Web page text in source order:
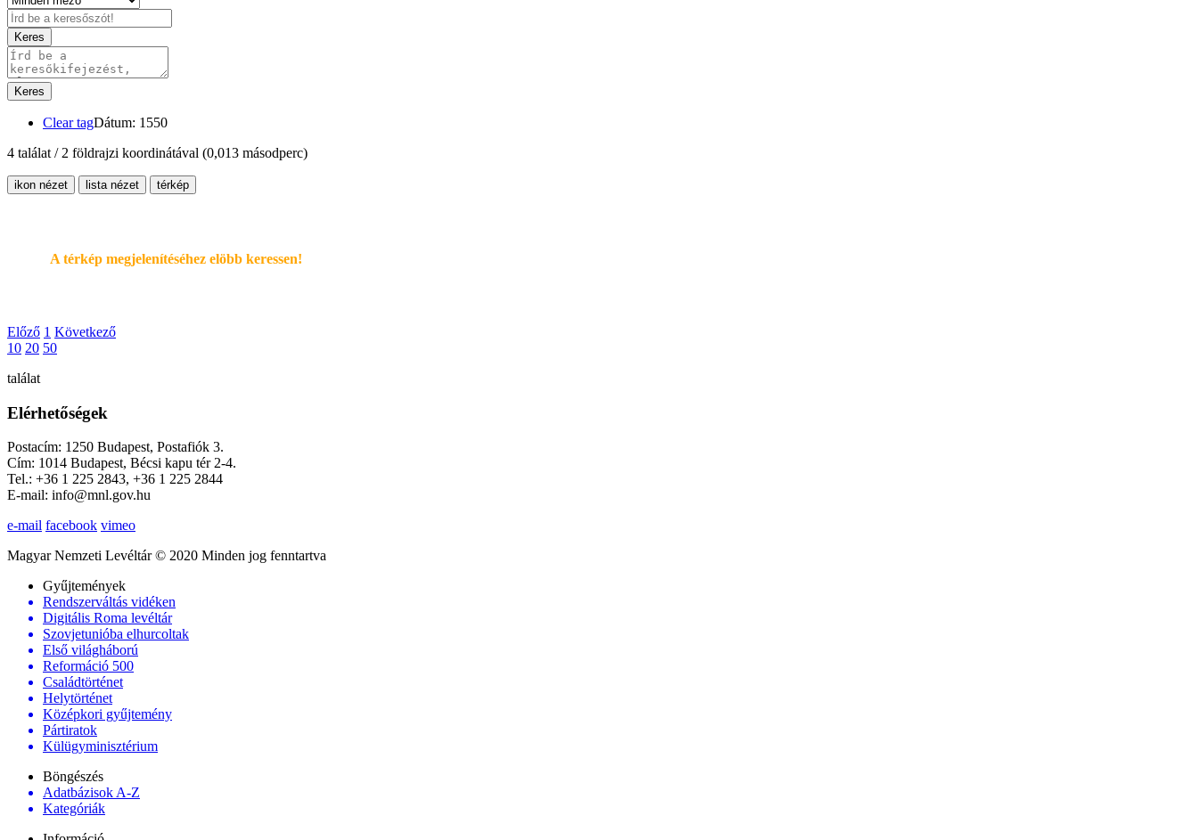
Keres
Keres
Clear tagDátum: 1550
4 találat / 2 földrajzi koordinátával (0,013 másodperc)
ikon nézet lista nézet térkép
A térkép megjelenítéséhez elöbb keressen!
Előző 1 Következő
10 20 50
találat
Elérhetőségek
Postacím: 1250 Budapest, Postafiók 3.
Cím: 1014 Budapest, Bécsi kapu tér 2-4.
Tel.: +36 1 225 2843, +36 1 225 2844
E-mail: info@mnl.gov.hu
e-mail facebook vimeo
Magyar Nemzeti Levéltár © 2020 Minden jog fenntartva
Gyűjtemények
Rendszerváltás vidéken
Digitális Roma levéltár
Szovjetunióba elhurcoltak
Első világháború
Reformáció 500
Családtörténet
Helytörténet
Középkori gyűjtemény
Pártiratok
Külügyminisztérium
Böngészés
Adatbázisok A-Z
Kategóriák